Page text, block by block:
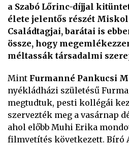
a Szabó Lőrinc-díjjal
élete jelentős részét
Családtagjai, barátai is
össze, hogy
méltassák társadalmi
Mint Furmanné Pankucsi
nyékládházi születésű
megtudtuk, pesti kollégái
szervezték meg a vasárnap
ahol előbb Muhi Erika
filmvetítés következett. Bíró